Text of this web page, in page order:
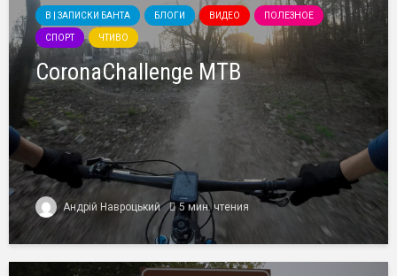
B | ЗАПИСКИ БАНТА БЛОГИ ВИДЕО ПОЛЕЗНОЕ
СПОРТ ЧТИВО
CoronaChallenge MTB
Андрій Навроцький 5 мин. чтения